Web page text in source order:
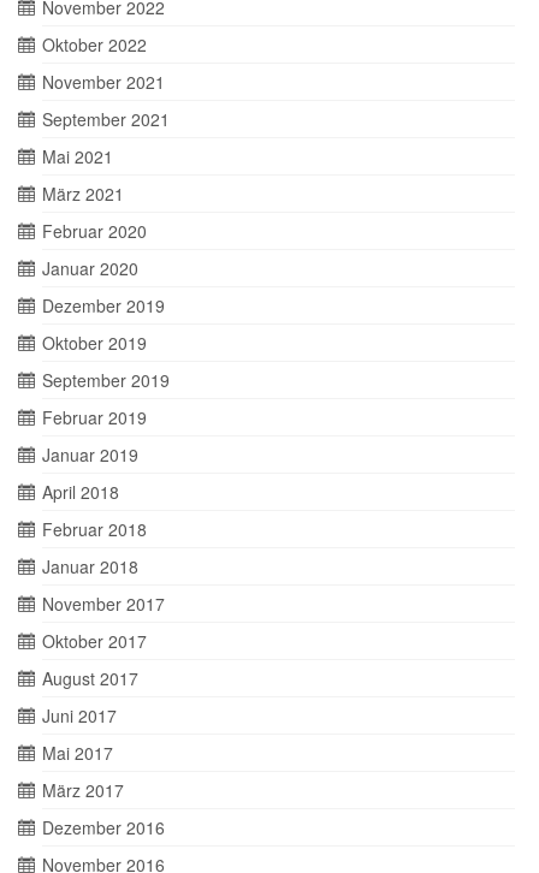
November 2022
Oktober 2022
November 2021
September 2021
Mai 2021
März 2021
Februar 2020
Januar 2020
Dezember 2019
Oktober 2019
September 2019
Februar 2019
Januar 2019
April 2018
Februar 2018
Januar 2018
November 2017
Oktober 2017
August 2017
Juni 2017
Mai 2017
März 2017
Dezember 2016
November 2016